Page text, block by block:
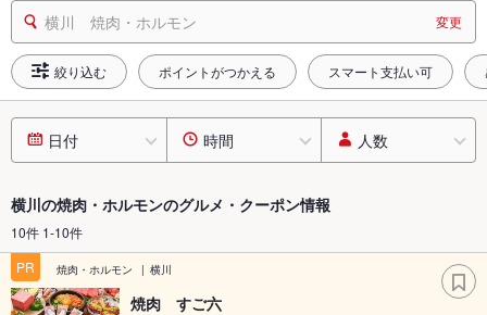
横川 焼肉・ホルモン 変更
絞り込む ポイントがつかえる スマート支払い可
日付 時間 人数
横川の焼肉・ホルモンのグルメ・クーポン情報
10件 1-10件
PR
焼肉・ホルモン 横川
焼肉 すご六